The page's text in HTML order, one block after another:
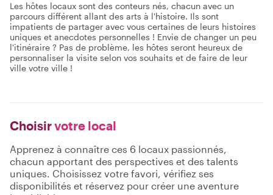
Les hôtes locaux sont des conteurs nés, chacun avec un
parcours différent allant des arts à l'histoire. Ils sont
impatients de partager avec vous certaines de leurs histoires
uniques et anecdotes personnelles ! Envie de changer un peu
l'itinéraire ? Pas de problème, les hôtes seront heureux de
personnaliser la visite selon vos souhaits et de faire de leur
ville votre ville !
Choisirvotre local
Apprenez à connaître ces 6 locaux passionnés,
chacun apportant des perspectives et des talents
uniques. Choisissez votre favori, vérifiez ses
disponibilités et réservez pour créer une aventure